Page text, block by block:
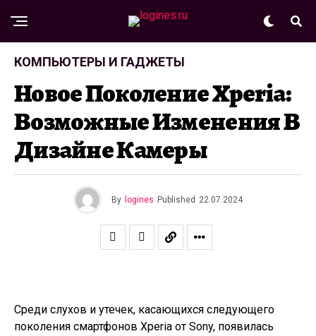
КОМПЬЮТЕРЫ И ГАДЖЕТЫ
Новое Поколение Xperia:
Возможные Изменения В
Дизайне Камеры
By logines Published 22.07.2024
Среди слухов и утечек, касающихся следующего
поколения смартфонов Xperia от Sony, появилась